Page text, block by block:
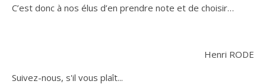
C’est donc à nos élus d’en prendre note et de choisir…
Henri RODE
Suivez-nous, s'il vous plaît...